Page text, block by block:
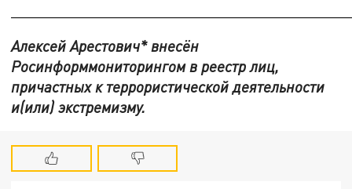
Алексей Арестович* внесён
Росинформмониторингом в реестр лиц,
причастных к террористической деятельности
и(или) экстремизму.